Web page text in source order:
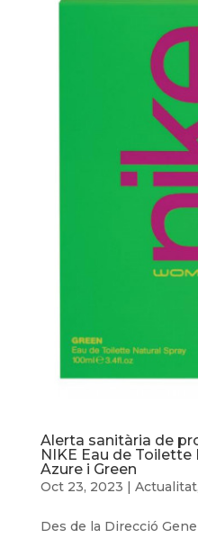
Alerta sanitària de
NIKE Eau de
Azure i Green
Oct 23, 2023 | Actualitat,
Des de la Direcció